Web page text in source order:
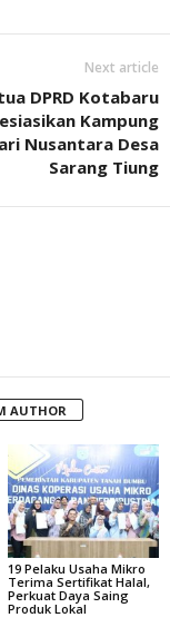
Next article
DPRD Kotabaru
Kampung
Nusantara Desa
Sarang Tiung
AUTHOR
19 Pelaku Usaha Mikro
Terima Sertifikat Halal,
Perkuat Daya Saing
Produk Lokal